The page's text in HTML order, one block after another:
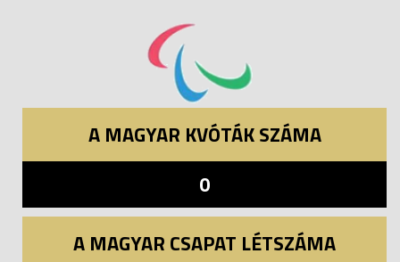
A MAGYAR KVÓTÁK SZÁMA
0
A MAGYAR CSAPAT LÉTSZÁMA